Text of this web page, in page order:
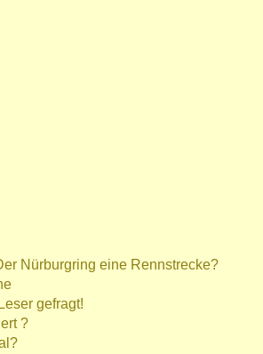
Nürburgring eine Rennstrecke?
gefragt!
?